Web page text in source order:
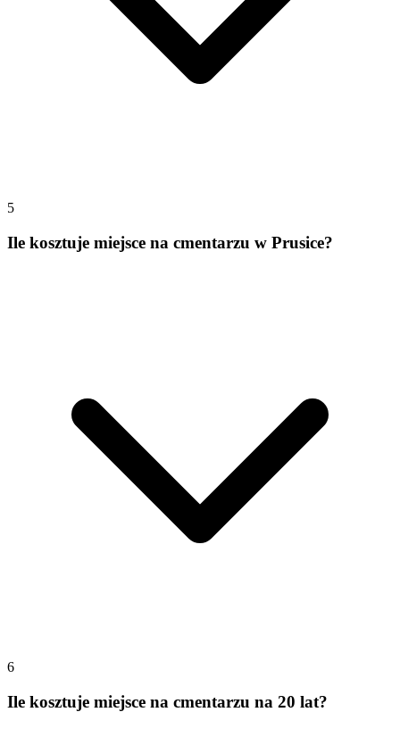
5
Ile kosztuje miejsce na cmentarzu w Prusice?
6
Ile kosztuje miejsce na cmentarzu na 20 lat?